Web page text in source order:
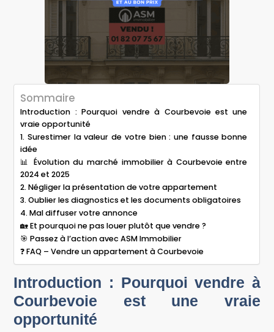
Sommaire
Introduction : Pourquoi vendre à Courbevoie est une
vraie opportunité
1. Surestimer la valeur de votre bien : une fausse bonne
idée
📊 Évolution du marché immobilier à Courbevoie entre
2024 et 2025
2. Négliger la présentation de votre appartement
3. Oublier les diagnostics et les documents obligatoires
4. Mal diffuser votre annonce
🏡 Et pourquoi ne pas louer plutôt que vendre ?
🎯 Passez à l’action avec ASM Immobilier
❓ FAQ – Vendre un appartement à Courbevoie
Introduction : Pourquoi vendre à
Courbevoie est une vraie
opportunité